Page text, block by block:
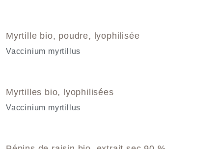
Myrtille bio, poudre, lyophilisée
Vaccinium myrtillus
Myrtilles bio, lyophilisées
Vaccinium myrtillus